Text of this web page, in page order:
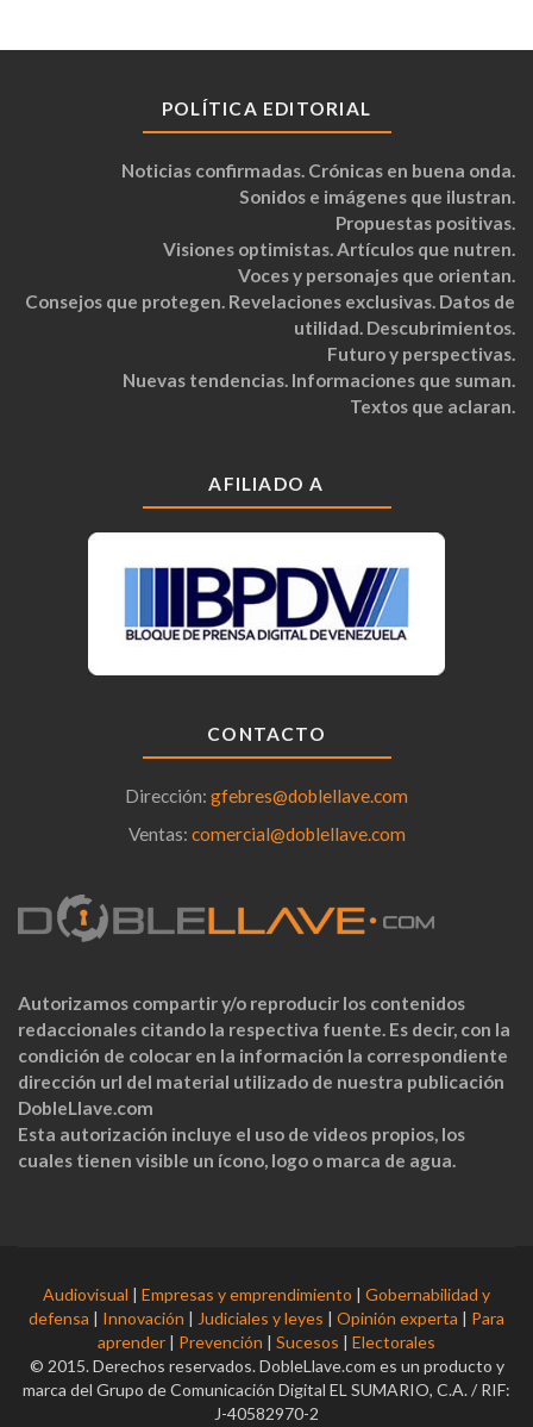
POLÍTICA EDITORIAL
Noticias confirmadas. Crónicas en buena onda.
Sonidos e imágenes que ilustran.
Propuestas positivas.
Visiones optimistas. Artículos que nutren.
Voces y personajes que orientan.
Consejos que protegen. Revelaciones exclusivas. Datos de
utilidad. Descubrimientos.
Futuro y perspectivas.
Nuevas tendencias. Informaciones que suman.
Textos que aclaran.
AFILIADO A
CONTACTO
Dirección: gfebres@doblellave.com
Ventas: comercial@doblellave.com
Autorizamos compartir y/o reproducir los contenidos
redaccionales citando la respectiva fuente. Es decir, con la
condición de colocar en la información la correspondiente
dirección url del material utilizado de nuestra publicación
DobleLlave.com
Esta autorización incluye el uso de videos propios, los
cuales tienen visible un ícono, logo o marca de agua.
Audiovisual | Empresas y emprendimiento | Gobernabilidad y
defensa | Innovación | Judiciales y leyes | Opinión experta | Para
aprender | Prevención | Sucesos | Electorales
© 2015. Derechos reservados. DobleLlave.com es un producto y
marca del Grupo de Comunicación Digital EL SUMARIO, C.A. / RIF:
J-40582970-2